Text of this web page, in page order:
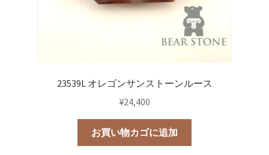
23539L オレゴンサンストーンルース
¥24,400
お買い物カゴに追加